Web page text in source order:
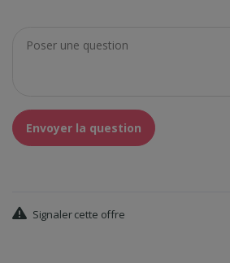
Envoyer la question
Signaler cette offre